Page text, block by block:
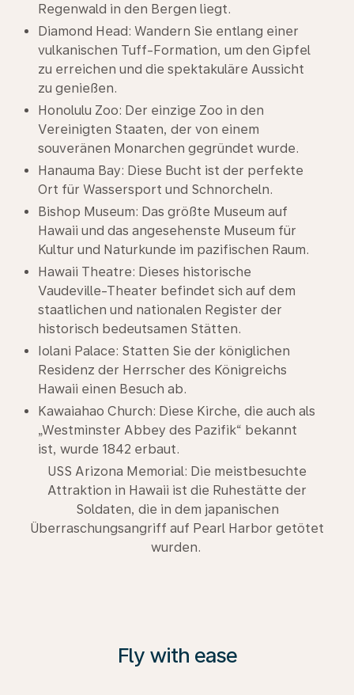
Regenwald in den Bergen liegt.
Diamond Head: Wandern Sie entlang einer
vulkanischen Tuff-Formation, um den Gipfel
zu erreichen und die spektakuläre Aussicht
zu genießen.
Honolulu Zoo: Der einzige Zoo in den
Vereinigten Staaten, der von einem
souveränen Monarchen gegründet wurde.
Hanauma Bay: Diese Bucht ist der perfekte
Ort für Wassersport und Schnorcheln.
Bishop Museum: Das größte Museum auf
Hawaii und das angesehenste Museum für
Kultur und Naturkunde im pazifischen Raum.
Hawaii Theatre: Dieses historische
Vaudeville-Theater befindet sich auf dem
staatlichen und nationalen Register der
historisch bedeutsamen Stätten.
Iolani Palace: Statten Sie der königlichen
Residenz der Herrscher des Königreichs
Hawaii einen Besuch ab.
Kawaiahao Church: Diese Kirche, die auch als
„Westminster Abbey des Pazifik“ bekannt
ist, wurde 1842 erbaut.
USS Arizona Memorial: Die meistbesuchte
Attraktion in Hawaii ist die Ruhestätte der
Soldaten, die in dem japanischen
Überraschungsangriff auf Pearl Harbor getötet
wurden.
Fly with ease